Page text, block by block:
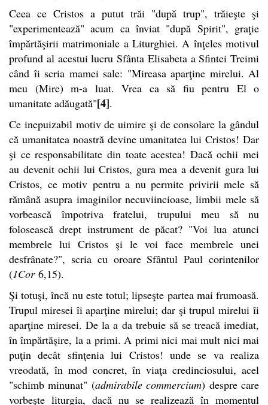
Ceea ce Cristos a putut trăi "după trup", trăieşte şi
"experimentează" acum ca înviat "după Spirit", graţie
împărtăşirii matrimoniale a Liturghiei. A înţeles motivul
profund al acestui lucru Sfânta Elisabeta a Sfintei Treimi
când îi scria mamei sale: "Mireasa aparţine mirelui. Al
meu (Mire) m-a luat. Vrea ca să fiu pentru El o
umanitate adăugată"[4].
Ce inepuizabil motiv de uimire şi de consolare la gândul
că umanitatea noastră devine umanitatea lui Cristos! Dar
şi ce responsabilitate din toate acestea! Dacă ochii mei
au devenit ochii lui Cristos, gura mea a devenit gura lui
Cristos, ce motiv pentru a nu permite privirii mele să
rămână asupra imaginilor necuviincioase, limbii mele să
vorbească împotriva fratelui, trupului meu să nu
folosească drept instrument de păcat? "Voi lua atunci
membrele lui Cristos şi le voi face membrele unei
desfrânate?", scria cu oroare Sfântul Paul corintenilor
(1Cor6,15).
Şi totuşi, încă nu este totul; lipseşte partea mai frumoasă.
Trupul miresei îi aparţine mirelui; dar şi trupul mirelui îi
aparţine miresei. De la a da trebuie să se treacă imediat,
în împărtăşire, la a primi. A primi nici mai mult nici mai
puţin decât sfinţenia lui Cristos! unde se va realiza
vreodată, în mod concret, în viaţa credinciosului, acel
"schimb minunat" (admirabile commercium) despre care
vorbeşte liturgia, dacă nu se realizează în momentul